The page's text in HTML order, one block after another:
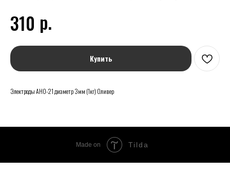
310 р.
Купить
Электроды АНО-21 диаметр 3мм (1кг) Оливер
Made on Tilda